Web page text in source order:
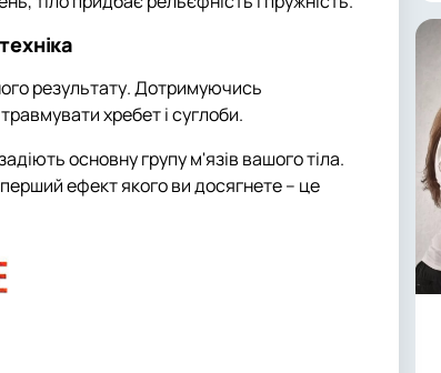
результату. Дотримуючись
хребет і суглоби.
основну групу м'язів вашого тіла.
ефект якого ви досягнете – це